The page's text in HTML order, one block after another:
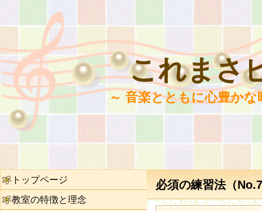
これまさ
～ 音楽とともに心豊か
必須の練習法（
トップページ
教室の特徴と理念